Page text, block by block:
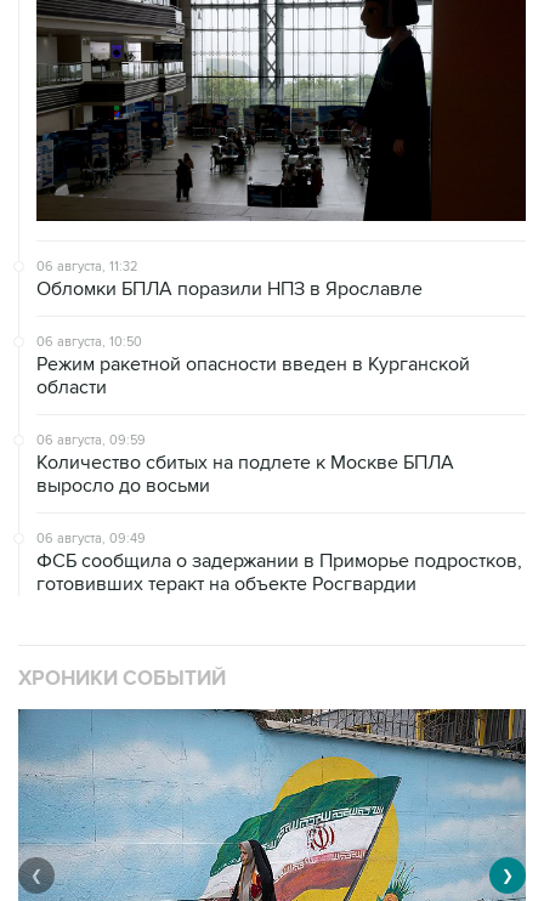
06 августа, 11:32
Обломки БПЛА поразили НПЗ в Ярославле
06 августа, 10:50
Режим ракетной опасности введен в Курганской
области
06 августа, 09:59
Количество сбитых на подлете к Москве БПЛА
выросло до восьми
06 августа, 09:49
ФСБ сообщила о задержании в Приморье подростков,
готовивших теракт на объекте Росгвардии
ХРОНИКИ СОБЫТИЙ
❮ ❯